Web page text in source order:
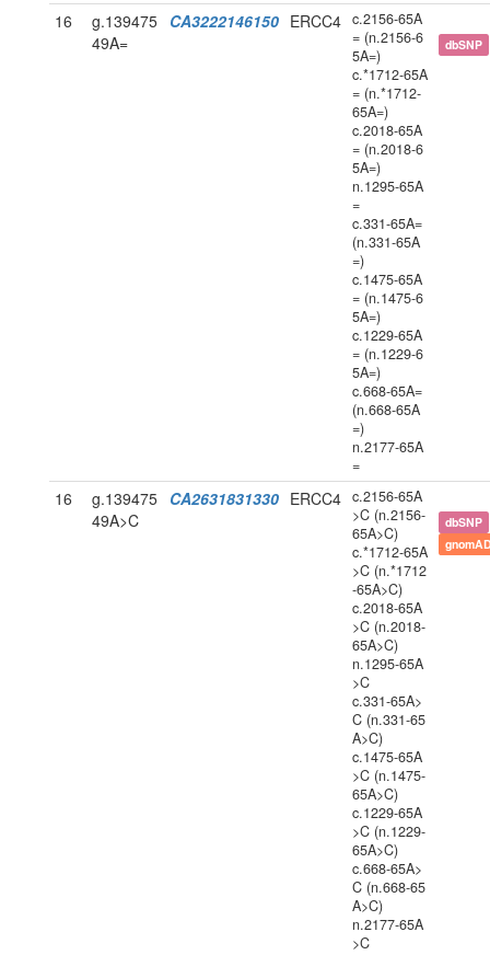
16
g.139475
49A=
CA3222146150 ERCC4 c.2156-65A
= (n.2156-6
5A=)
c.*1712-65A
= (n.*1712-
65A=)
c.2018-65A
= (n.2018-6
5A=)
n.1295-65A
=
c.331-65A=
(n.331-65A
=)
c.1475-65A
= (n.1475-6
5A=)
c.1229-65A
= (n.1229-6
5A=)
c.668-65A=
(n.668-65A
=)
n.2177-65A
=
dbSNP
16
g.139475
49A>C
CA2631831330 ERCC4 c.2156-65A
>C (n.2156-
65A>C)
c.*1712-65A
>C (n.*1712
-65A>C)
c.2018-65A
>C (n.2018-
65A>C)
n.1295-65A
>C
c.331-65A>
C (n.331-65
A>C)
c.1475-65A
>C (n.1475-
65A>C)
c.1229-65A
>C (n.1229-
65A>C)
c.668-65A>
C (n.668-65
A>C)
n.2177-65A
>C
dbSNP